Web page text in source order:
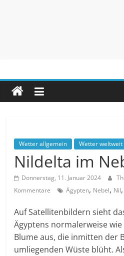
powered
Wetter allgemein Wetter weltweit
Nildelta im
Donnerstag, 11. Januar 2024
Kommentare
Ägypten, Nebel, Nil,
Auf Satellitenbildern sieht
Ägyptens normalerweise
Blume aus, die inmitten der
umliegenden Wüste blüht.